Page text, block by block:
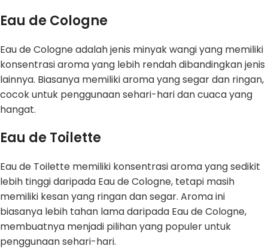
Eau de Cologne
Eau de Cologne adalah jenis minyak wangi yang memiliki
konsentrasi aroma yang lebih rendah dibandingkan jenis
lainnya. Biasanya memiliki aroma yang segar dan ringan,
cocok untuk penggunaan sehari-hari dan cuaca yang
hangat.
Eau de Toilette
Eau de Toilette memiliki konsentrasi aroma yang sedikit
lebih tinggi daripada Eau de Cologne, tetapi masih
memiliki kesan yang ringan dan segar. Aroma ini
biasanya lebih tahan lama daripada Eau de Cologne,
membuatnya menjadi pilihan yang populer untuk
penggunaan sehari-hari.